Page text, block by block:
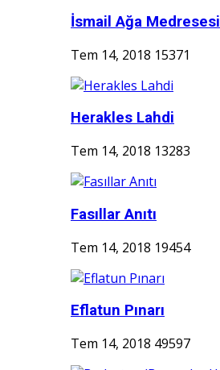
İsmail Ağa Medresesi
Tem 14, 2018 15371
Herakles Lahdi
Tem 14, 2018 13283
Fasıllar Anıtı
Tem 14, 2018 19454
Eflatun Pınarı
Tem 14, 2018 49597